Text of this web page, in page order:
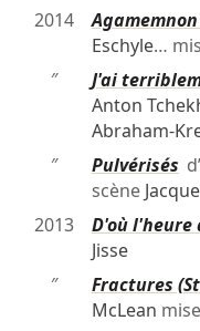
2014
Eschyle…
″
J'ai
Anton
Abraham-
″
Pulvérisés d’
scène
2013
D'où l'heure
Jisse
″
Fractures
McLean